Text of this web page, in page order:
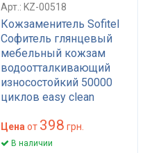
Арт.: KZ-00518
Кожзаменитель Sofitel
Софитель глянцевый
мебельный кожзам
водоотталкивающий
износостойкий 50000
циклов easy clean
кухонного уголка,
стульев плотность 460
Цена от 398 грн.
В наличии